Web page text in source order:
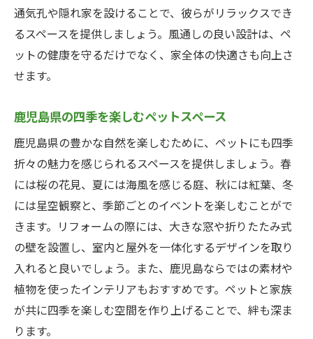
通気孔や隠れ家を設けることで、彼らがリラックスでき
るスペースを提供しましょう。風通しの良い設計は、ペ
ットの健康を守るだけでなく、家全体の快適さも向上さ
せます。
鹿児島県の四季を楽しむペットスペース
鹿児島県の豊かな自然を楽しむために、ペットにも四季
折々の魅力を感じられるスペースを提供しましょう。春
には桜の花見、夏には海風を感じる庭、秋には紅葉、冬
には星空観察と、季節ごとのイベントを楽しむことがで
きます。リフォームの際には、大きな窓や折りたたみ式
の壁を設置し、室内と屋外を一体化するデザインを取り
入れると良いでしょう。また、鹿児島ならではの素材や
植物を使ったインテリアもおすすめです。ペットと家族
が共に四季を楽しむ空間を作り上げることで、絆も深ま
ります。